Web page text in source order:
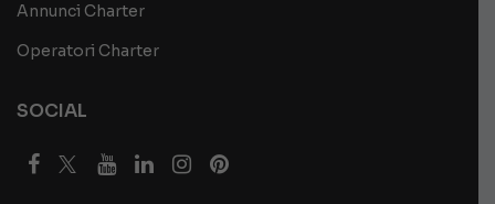
Annunci Charter
Operatori Charter
SOCIAL